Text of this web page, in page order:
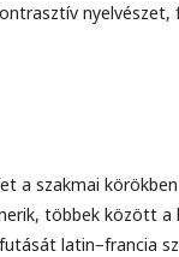
nyelvészet,
a szakmai
többek között a
latin–francia